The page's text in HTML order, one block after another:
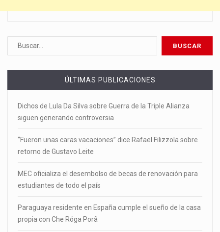
ÚLTIMAS PUBLICACIONES
Dichos de Lula Da Silva sobre Guerra de la Triple Alianza
siguen generando controversia
“Fueron unas caras vacaciones” dice Rafael Filizzola sobre
retorno de Gustavo Leite
MEC oficializa el desembolso de becas de renovación para
estudiantes de todo el país
Paraguaya residente en España cumple el sueño de la casa
propia con Che Róga Porã